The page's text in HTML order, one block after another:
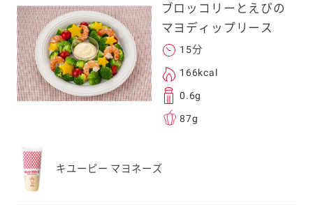
ブロッコリーとえびの
マヨディップリース
15分
166kcal
0.6g
87g
キユーピー マヨネーズ